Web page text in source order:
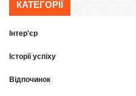
КАТЕГОРІЇ
Інтер'єр
Історії успіху
Відпочинок